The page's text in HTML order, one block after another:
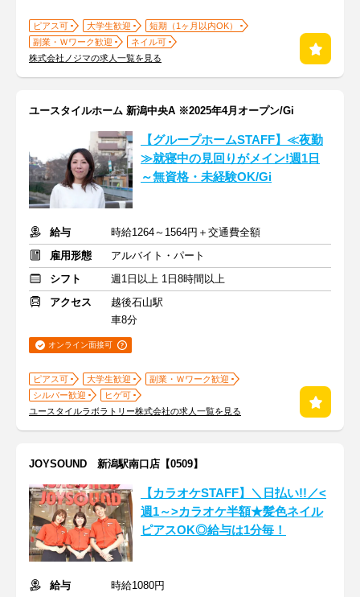
ピアス可 大学生歓迎
短期（1ヶ月以内OK）
副業・Ｗワーク歓迎
ネイル可
株式会社ノジマの求人一覧を見る
ユースタイルホーム 新潟中央A ※2025年4月オープン/Gi
【グループホームSTAFF】≪夜勤
≫就寝中の見回りがメイン!週1日
～無資格・未経験OK/Gi
給与
時給1264～1564円＋交通費全額
雇用形態
アルバイト・パート
シフト
週1日以上 1日8時間以上
アクセス
越後石山駅
車8分
オンライン面接可
ピアス可 大学生歓迎
副業・Ｗワーク歓迎
シルバー歓迎
ヒゲ可
ユースタイルラボラトリー株式会社の求人一覧を見る
JOYSOUND 新潟駅南口店【0509】
【カラオケSTAFF】＼日払い!!／<
週1～>カラオケ半額★髪色ネイル
ピアスOK◎給与は1分毎！
給与
時給1080円